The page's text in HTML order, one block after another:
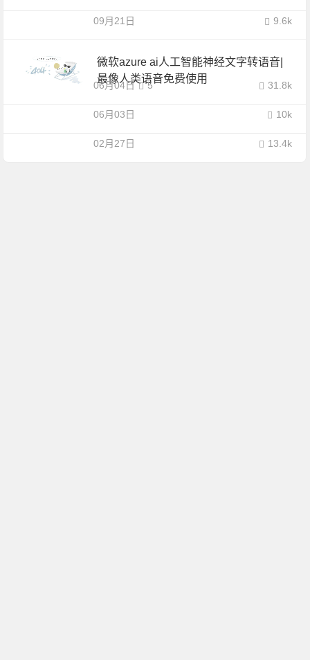
09月21日 9.6k
微软azure ai人工智能神经文字转语音|
最像人类语音免费使用
06月04日 31.8k
5
06月03日 10k
02月27日 13.4k